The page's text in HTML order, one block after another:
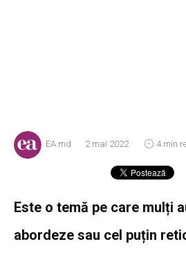
EA.md 2 mai 2022 4 min
Este o temă pe care mulți
abordeze sau cel puțin